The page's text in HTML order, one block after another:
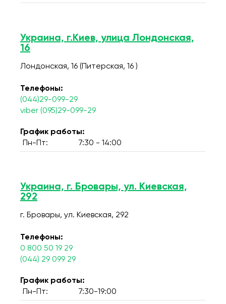
Украина, г.Киев, улица Лондонская,
16
Лондонская, 16 (Питерская, 16 )
Телефоны:
(044)29-099-29
viber (095)29-099-29
График работы:
Пн-Пт:
7:30 - 14:00
Украина, г. Бровары, ул. Киевская,
292
г. Бровары, ул. Киевская, 292
Телефоны:
0 800 50 19 29
(044) 29 099 29
График работы:
Пн-Пт:
7:30-19:00